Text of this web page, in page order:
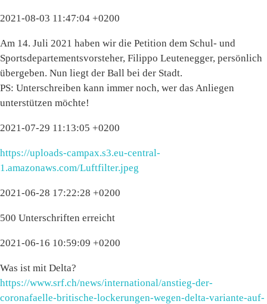
2021-08-03 11:47:04 +0200
Am 14. Juli 2021 haben wir die Petition dem Schul- und
Sportsdepartementsvorsteher, Filippo Leutenegger, persönlich
übergeben. Nun liegt der Ball bei der Stadt.
PS: Unterschreiben kann immer noch, wer das Anliegen
unterstützen möchte!
2021-07-29 11:13:05 +0200
https://uploads-campax.s3.eu-central-
1.amazonaws.com/Luftfilter.jpeg
2021-06-28 17:22:28 +0200
500 Unterschriften erreicht
2021-06-16 10:59:09 +0200
Was ist mit Delta?
https://www.srf.ch/news/international/anstieg-der-
coronafaelle-britische-lockerungen-wegen-delta-variante-auf-